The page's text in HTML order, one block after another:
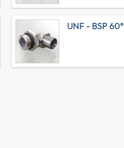
UNF - BSP 60°